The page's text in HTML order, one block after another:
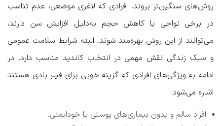
روش‌های سنگین‌تر بروند. افرادی که لاغری موضعی، عدم تناسب
در برخی نواحی یا کاهش حجم به‌دلیل افزایش سن دارند،
می‌توانند از این روش بهره‌مند شوند. البته شرایط سلامت عمومی
و سبک زندگی نقش مهمی در انتخاب کاندید مناسب دارد. در
ادامه به ویژگی‌های افرادی که گزینه خوبی برای فیلر بادی هستند
اشاره می‌شود:
افراد سالم و بدون بیماری‌های پوستی یا خودایمنی.